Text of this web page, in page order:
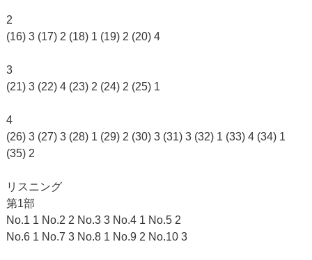
2
(16) 3 (17) 2 (18) 1 (19) 2 (20) 4
3
(21) 3 (22) 4 (23) 2 (24) 2 (25) 1
4
(26) 3 (27) 3 (28) 1 (29) 2 (30) 3 (31) 3 (32) 1 (33) 4 (34) 1
(35) 2
リスニング
第1部
No.1 1 No.2 2 No.3 3 No.4 1 No.5 2
No.6 1 No.7 3 No.8 1 No.9 2 No.10 3